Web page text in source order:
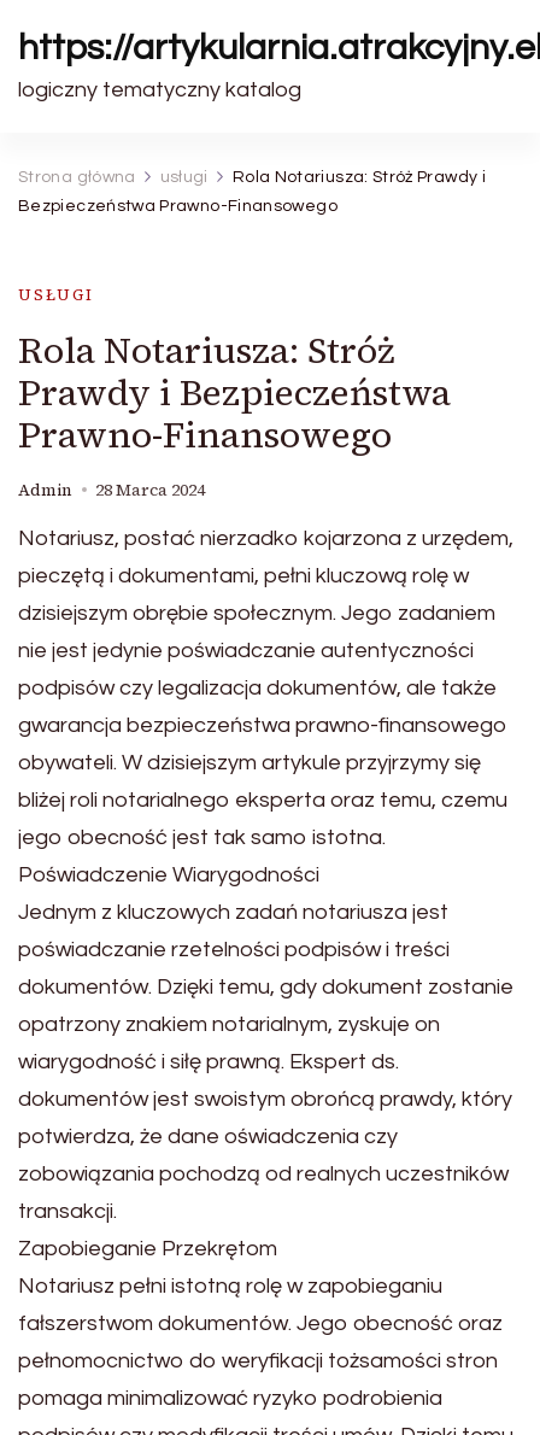
https://
logiczny tematyczny katalog
Strona główna usługi
Rola Notariusza: Stróż Prawdy i
Bezpieczeństwa Prawno-Finansowego
USŁUGI
Rola Notariusza: Stróż
Prawdy i Bezpieczeństwa
Prawno-Finansowego
Admin 28 Marca 2024
Notariusz, postać nierzadko kojarzona z urzędem,
pieczętą i dokumentami, pełni kluczową rolę w
dzisiejszym obrębie społecznym. Jego zadaniem
nie jest jedynie poświadczanie autentyczności
podpisów czy legalizacja dokumentów, ale także
gwarancja bezpieczeństwa prawno-finansowego
obywateli. W dzisiejszym artykule przyjrzymy się
bliżej roli notarialnego eksperta oraz temu, czemu
jego obecność jest tak samo istotna.
Poświadczenie Wiarygodności
Jednym z kluczowych zadań notariusza jest
poświadczanie rzetelności podpisów i treści
dokumentów. Dzięki temu, gdy dokument zostanie
opatrzony znakiem notarialnym, zyskuje on
wiarygodność i siłę prawną. Ekspert ds.
dokumentów jest swoistym obrońcą prawdy, który
potwierdza, że dane oświadczenia czy
zobowiązania pochodzą od realnych uczestników
transakcji.
Zapobieganie Przekrętom
Notariusz pełni istotną rolę w zapobieganiu
fałszerstwom dokumentów. Jego obecność oraz
pełnomocnictwo do weryfikacji tożsamości stron
pomaga minimalizować ryzyko podrobienia